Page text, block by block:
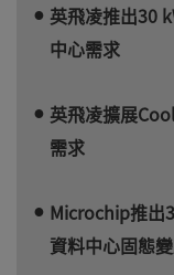
英飛凌推出30
中心需求
英飛凌擴展
需求
Microchip推出
資料中心固態